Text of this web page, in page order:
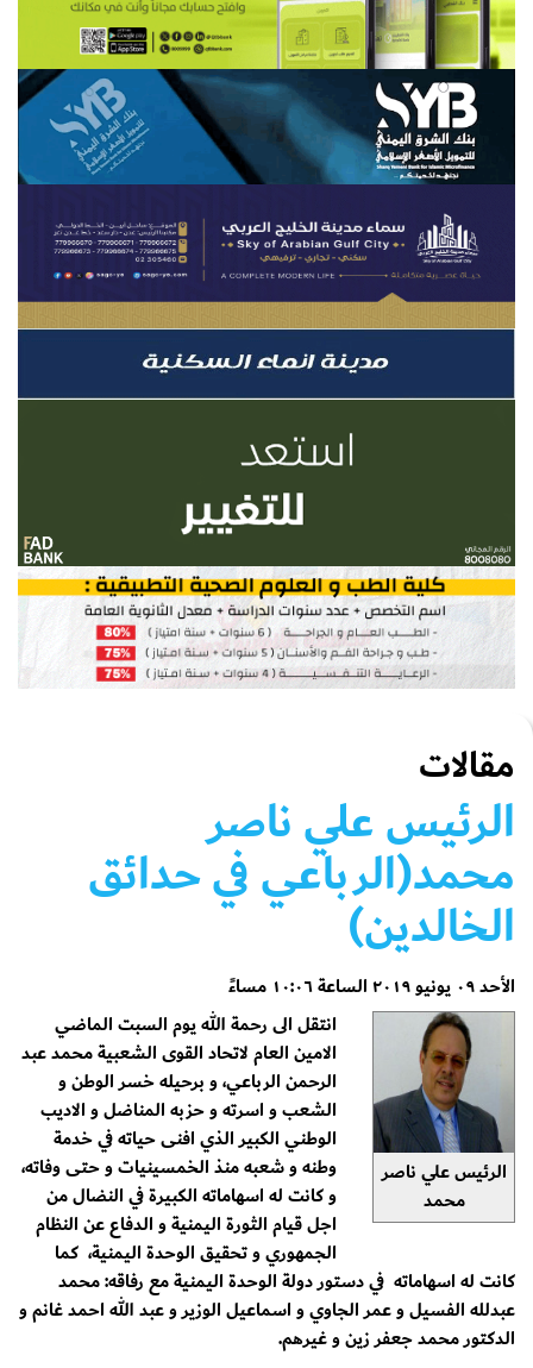
مقالات
الرئيس علي ناصر
محمد(الرباعي في حدائق
الخالدين)
الأحد ٠٩ يونيو ٢٠١٩ الساعة ١٠:٠٦ مساءً
الرئيس علي ناصر
محمد
انتقل الى رحمة الله يوم السبت الماضي
الامين العام لاتحاد القوى الشعبية محمد عبد
الرحمن الرباعي، و برحيله خسر الوطن و
الشعب و اسرته و حزبه المناضل و الاديب
الوطني الكبير الذي افنى حياته في خدمة
وطنه و شعبه منذ الخمسينيات و حتى وفاته،
و كانت له اسهاماته الكبيرة في النضال من
اجل قيام الثورة اليمنية و الدفاع عن النظام
الجمهوري و تحقيق الوحدة اليمنية، كما
كانت له اسهاماته في دستور دولة الوحدة اليمنية مع رفاقه: محمد
عبدلله الفسيل و عمر الجاوي و اسماعيل الوزير و عبد الله احمد غانم و
الدكتور محمد جعفر زين و غيرهم.